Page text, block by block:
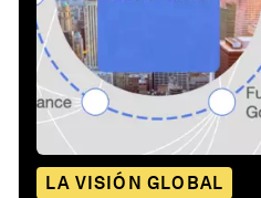
LA VISIÓN GLOBAL